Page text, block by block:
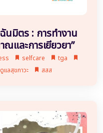
นมิตร : การทำงาน
และการเยียวยา”
selfcare
tga
ดูแลสุขภาวะ สสส